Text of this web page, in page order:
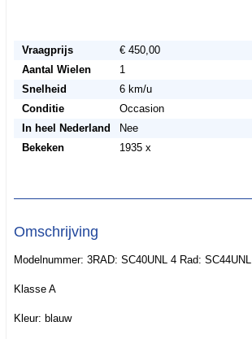
Vraagprijs
€ 450,00
Aantal Wielen
1
Snelheid
6 km/u
Conditie
Occasion
In heel Nederland
Nee
Bekeken
1935 x
Omschrijving
Modelnummer: 3RAD: SC40UNL 4 Rad: SC44UNL
Klasse A
Kleur: blauw